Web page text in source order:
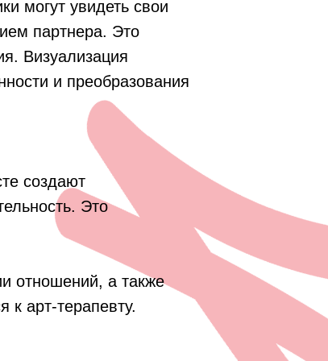
могут увидеть свои
партнера. Это
Визуализация
и преобразования
создают
Это
отношений, а также
арт-терапевту.